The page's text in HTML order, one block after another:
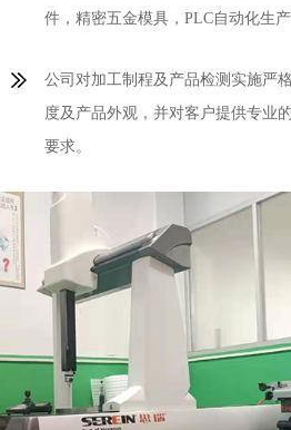
件，精密五金模具，PLC自动化生
公司对加工制程及产品检测实施严
度及产品外观，并对客户提供专业
要求。